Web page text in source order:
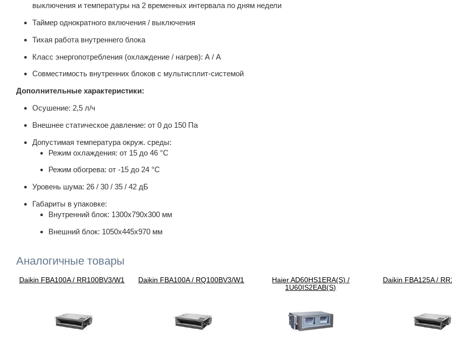
выключения и температуры на 2 временных интервала по дням недели
Таймер однократного включения / выключения
Тихая работа внутреннего блока
Класс энергопотребления (охлаждение / нагрев): А / А
Совместимость внутренних блоков с мультисплит-системой
Дополнительные характеристики:
Осушение: 2,5 л/ч
Внешнее статическое давление: от 0 до 150 Па
Допустимая температура окруж. среды:
Режим охлаждения: от 15 до 46 °С
Режим обогрева: от -15 до 24 °С
Уровень шума: 26 / 30 / 35 / 42 дБ
Габариты в упаковке:
Внутренний блок: 1300х790х300 мм
Внешний блок: 1050х445х970 мм
Аналогичные товары
Daikin FBA100A / RR100BV3/W1 Daikin FBA100A / RQ100BV3/W1
Haier AD60HS1ERA(S) /
1U60IS2EAB(S)
Daikin FBA125A /